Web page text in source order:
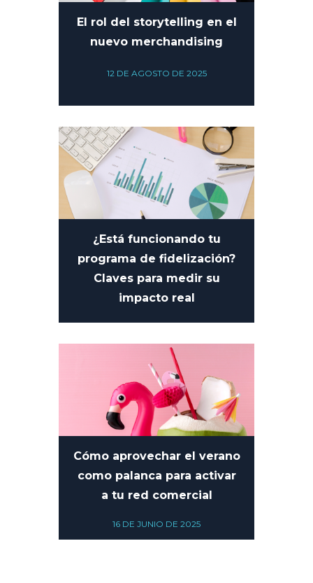
El rol del storytelling en el
nuevo merchandising
12 DE AGOSTO DE 2025
¿Está funcionando tu
programa de fidelización?
Claves para medir su
impacto real
Cómo aprovechar el verano
como palanca para activar
a tu red comercial
16 DE JUNIO DE 2025